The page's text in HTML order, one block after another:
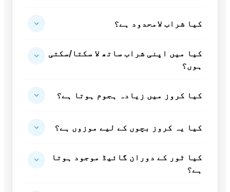
کیا شراب لامحدود ہے؟
کیا میں اپنی شراب ساتھ لا سکتا/سکتی
ہوں؟
کیا کروز میں زیادہ ہجوم ہوتا ہے؟
کیا یہ کروز بچوں کے لیے موزوں ہے؟
کیا ٹور کے دوران گائیڈ موجود ہوتا
ہے؟